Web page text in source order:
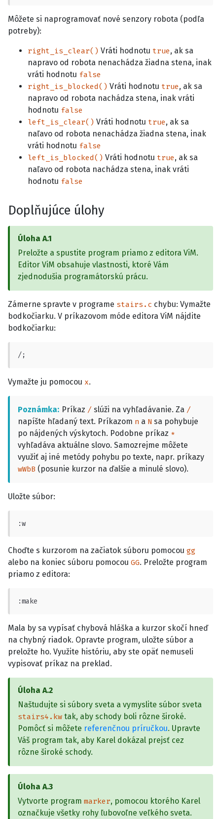
Môžete si naprogramovať nové senzory robota (podľa
potreby):
right_is_clear() Vráti hodnotu true, ak sa
napravo od robota nenachádza žiadna stena, inak
vráti hodnotu false
right_is_blocked() Vráti hodnotu true, ak sa
napravo od robota nachádza stena, inak vráti
hodnotu false
left_is_clear() Vráti hodnotu true, ak sa
naľavo od robota nenachádza žiadna stena, inak
vráti hodnotu false
left_is_blocked() Vráti hodnotu true, ak sa
naľavo od robota nachádza stena, inak vráti
hodnotu false
Doplňujúce úlohy
Úloha A.1
Preložte a spustite program priamo z editora ViM.
Editor ViM obsahuje vlastnosti, ktoré Vám
zjednodušia programátorskú prácu.
Zámerne spravte v programe stairs.c chybu: Vymažte
bodkočiarku. V príkazovom móde editora ViM nájdite
bodkočiarku:
/;
Vymažte ju pomocou x.
Poznámka Príkaz / slúži na vyhľadávanie. Za /
napíšte hľadaný text. Príkazom n a N sa pohybuje
po nájdených výskytoch. Podobne príkaz *
vyhľadáva aktuálne slovo. Samozrejme môžete
využiť aj iné metódy pohybu po texte, napr. príkazy
wWbB (posunie kurzor na ďalšie a minulé slovo).
Uložte súbor:
:w
Choďte s kurzorom na začiatok súboru pomocou gg
alebo na koniec súboru pomocou GG. Preložte program
priamo z editora:
:make
Mala by sa vypísať chybová hláška a kurzor skočí hneď
na chybný riadok. Opravte program, uložte súbor a
preložte ho. Využite históriu, aby ste opäť nemuseli
vypisovať príkaz na preklad.
Úloha A.2
Naštudujte si súbory sveta a vymyslite súbor sveta
stairs4.kw tak, aby schody boli rôzne široké.
Pomôcť si môžete referenčnou príručkou. Upravte
Váš program tak, aby Karel dokázal prejsť cez
rôzne široké schody.
Úloha A.3
Vytvorte program marker, pomocou ktorého Karel
označkuje všetky rohy ľubovoľne veľkého sveta.